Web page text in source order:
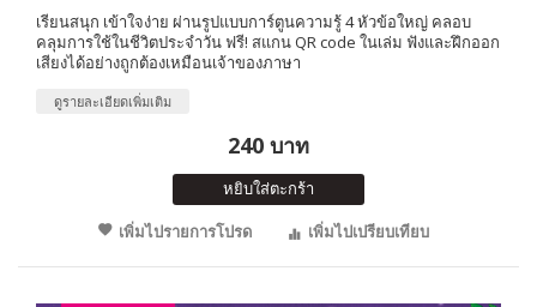
เรียนสนุก เข้าใจง่าย ผ่านรูปแบบการ์ตูนความรู้ 4 หัวข้อใหญ่ คลอบ
คลุมการใช้ในชีวิตประจำวัน ฟรี! สแกน QR code ในเล่ม ฟังและฝึกออก
เสียงได้อย่างถูกต้องเหมือนเจ้าของภาษา
ดูรายละเอียดเพิ่มเติม
240 บาท
หยิบใส่ตะกร้า
เพิ่มไปรายการโปรด
เพิ่มไปเปรียบเทียบ